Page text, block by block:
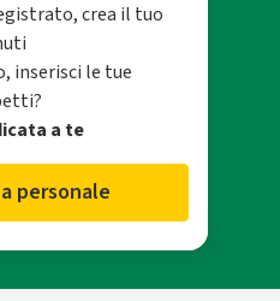
crea il tuo
inserisci le tue
a te
personale